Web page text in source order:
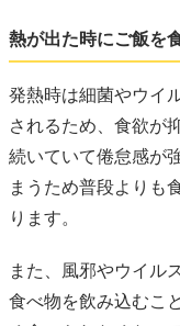
熱が出た時にご飯を
発熱時は細菌やウイ
されるため、食欲が
続いていて倦怠感が
まうため普段よりも
ります。
また、風邪やウイル
食べ物を飲み込むこ